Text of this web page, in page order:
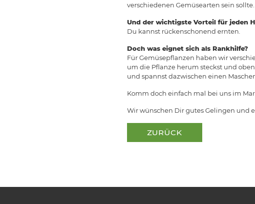
verschiedenen Gemüsearten sein sollte.
Und der wichtigste Vorteil für jeden
Du kannst rückenschonend ernten.
Doch was eignet sich als Rankhilfe?
Für Gemüsepflanzen haben wir
um die Pflanze herum steckst und
und spannst dazwischen einen
Komm doch einfach mal bei uns im
Wir wünschen Dir gutes Gelingen und
ZURÜCK